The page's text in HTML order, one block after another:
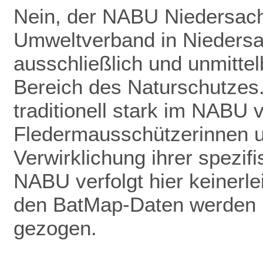
Nein, der NABU
Umweltverband in
ausschließlich und
Bereich des
traditionell stark im NABU
Fledermausschützerinnen
Verwirklichung ihrer
NABU verfolgt hier
den BatMap-Daten
gezogen.